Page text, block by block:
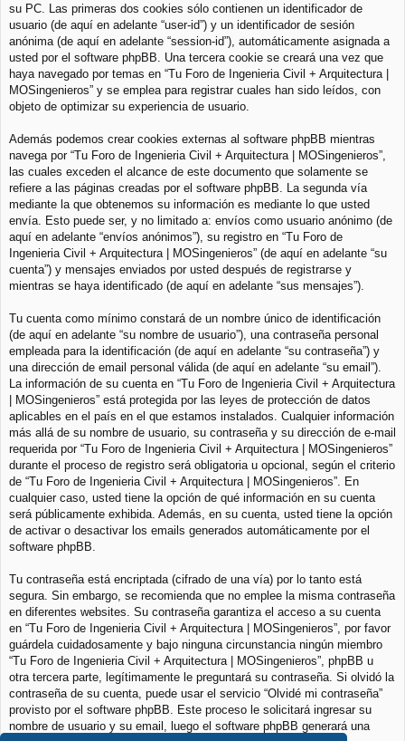
su PC. Las primeras dos cookies sólo contienen un identificador de
usuario (de aquí en adelante “user-id”) y un identificador de sesión
anónima (de aquí en adelante “session-id”), automáticamente asignada a
usted por el software phpBB. Una tercera cookie se creará una vez que
haya navegado por temas en “Tu Foro de Ingenieria Civil + Arquitectura |
MOSingenieros” y se emplea para registrar cuales han sido leídos, con
objeto de optimizar su experiencia de usuario.
Además podemos crear cookies externas al software phpBB mientras
navega por “Tu Foro de Ingenieria Civil + Arquitectura | MOSingenieros”,
las cuales exceden el alcance de este documento que solamente se
refiere a las páginas creadas por el software phpBB. La segunda vía
mediante la que obtenemos su información es mediante lo que usted
envía. Esto puede ser, y no limitado a: envíos como usuario anónimo (de
aquí en adelante “envíos anónimos”), su registro en “Tu Foro de
Ingenieria Civil + Arquitectura | MOSingenieros” (de aquí en adelante “su
cuenta”) y mensajes enviados por usted después de registrarse y
mientras se haya identificado (de aquí en adelante “sus mensajes”).
Tu cuenta como mínimo constará de un nombre único de identificación
(de aquí en adelante “su nombre de usuario”), una contraseña personal
empleada para la identificación (de aquí en adelante “su contraseña”) y
una dirección de email personal válida (de aquí en adelante “su email”).
La información de su cuenta en “Tu Foro de Ingenieria Civil + Arquitectura
| MOSingenieros” está protegida por las leyes de protección de datos
aplicables en el país en el que estamos instalados. Cualquier información
más allá de su nombre de usuario, su contraseña y su dirección de e-mail
requerida por “Tu Foro de Ingenieria Civil + Arquitectura | MOSingenieros”
durante el proceso de registro será obligatoria u opcional, según el criterio
de “Tu Foro de Ingenieria Civil + Arquitectura | MOSingenieros”. En
cualquier caso, usted tiene la opción de qué información en su cuenta
será públicamente exhibida. Además, en su cuenta, usted tiene la opción
de activar o desactivar los emails generados automáticamente por el
software phpBB.
Tu contraseña está encriptada (cifrado de una vía) por lo tanto está
segura. Sin embargo, se recomienda que no emplee la misma contraseña
en diferentes websites. Su contraseña garantiza el acceso a su cuenta
en “Tu Foro de Ingenieria Civil + Arquitectura | MOSingenieros”, por favor
guárdela cuidadosamente y bajo ninguna circunstancia ningún miembro
“Tu Foro de Ingenieria Civil + Arquitectura | MOSingenieros”, phpBB u
otra tercera parte, legítimamente le preguntará su contraseña. Si olvidó la
contraseña de su cuenta, puede usar el servicio “Olvidé mi contraseña”
provisto por el software phpBB. Este proceso le solicitará ingresar su
nombre de usuario y su email, luego el software phpBB generará una